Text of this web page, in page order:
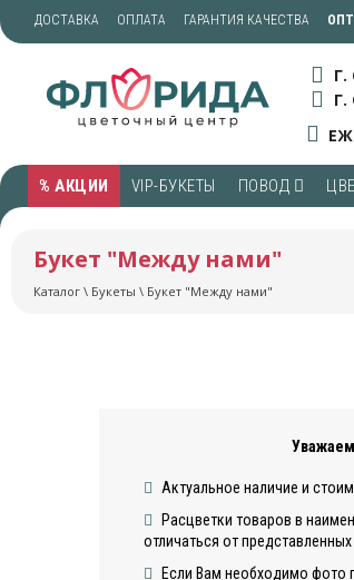
Г.
Г.
% АКЦИИ VIP-БУКЕТЫ ПОВОД
ДОСТАВКА ОПЛАТА ГАРАНТИЯ КАЧЕСТВА
Букет "Между нами"
Каталог \ Букеты \ Букет "Между нами"
Актуальное наличие и
Расцветки товаров в
отличаться от
Если Вам необходимо фото